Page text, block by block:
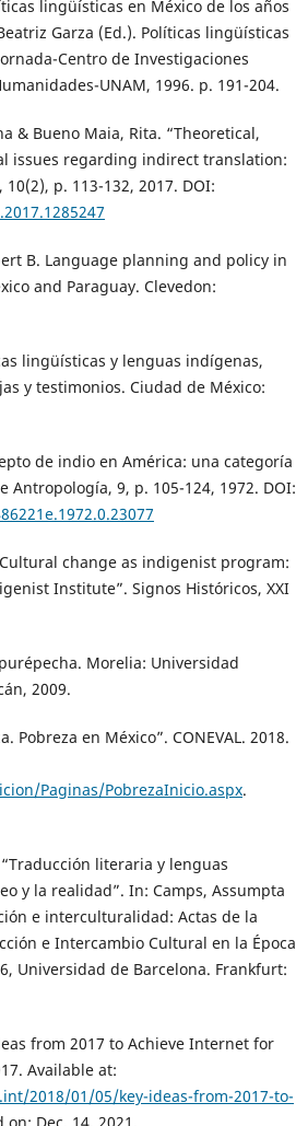
lingüísticas en México de los años
Garza (Ed.). Políticas lingüísticas
Centro de Investigaciones
UNAM, 1996. p. 191-204.
& Bueno Maia, Rita. “Theoretical,
issues regarding indirect translation:
p. 113-132, 2017. DOI:
B. Language planning and policy in
and Paraguay. Clevedon:
lingüísticas y lenguas indígenas,
y testimonios. Ciudad de México:
de indio en América: una categoría
Antropología, 9, p. 105-124, 1972. DOI:
change as indigenist program:
Institute”. Signos Históricos, XXI
Morelia: Universidad
2009.
Pobreza en México”. CONEVAL. 2018.
Paginas/PobrezaInicio.aspx.
literaria y lenguas
y la realidad”. In: Camps, Assumpta
e interculturalidad: Actas de la
e Intercambio Cultural en la Época
Universidad de Barcelona. Frankfurt:
from 2017 to Achieve Internet for
Available at:
2018/01/05/key-ideas-from-2017-to-